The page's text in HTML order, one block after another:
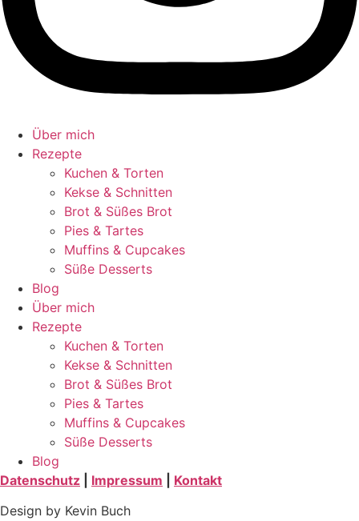
Über mich
Rezepte
Kuchen & Torten
Kekse & Schnitten
Brot & Süßes Brot
Pies & Tartes
Muffins & Cupcakes
Süße Desserts
Blog
Über mich
Rezepte
Kuchen & Torten
Kekse & Schnitten
Brot & Süßes Brot
Pies & Tartes
Muffins & Cupcakes
Süße Desserts
Blog
Datenschutz
Impressum
Kontakt
Design by Kevin Buch